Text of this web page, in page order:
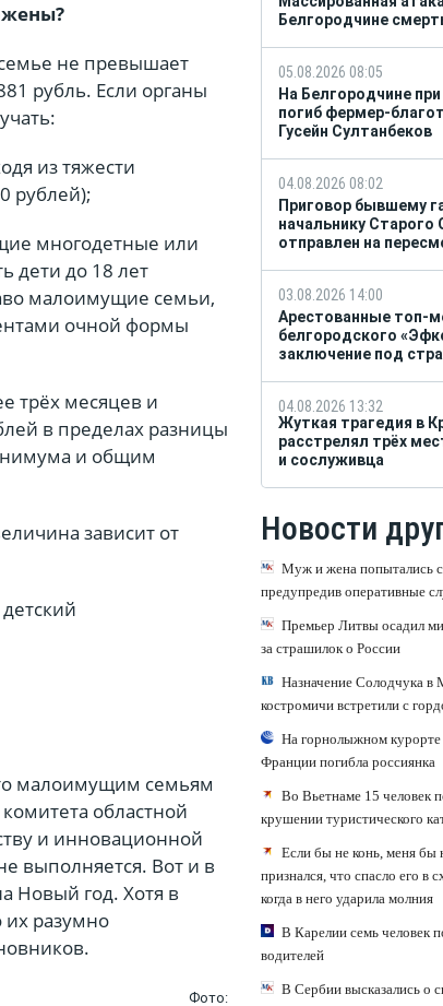
не превышает
рубль. Если органы
из тяжести
рублей);
многодетные или
дети до 18 лет
малоимущие семьи,
очной формы
трёх месяцев и
в пределах разницы
и общим
зависит от
малоимущим семьям
областной
и инновационной
выполняется. Вот и в
Новый год. Хотя в
их разумно
Фото:
Белгородчине
05.08.2026 08:05
На Белгородчине
погиб фермер-
Гусейн Султанбеков
04.08.2026 08:02
Приговор бывшему
начальнику Старого
отправлен на
03.08.2026 14:00
Арестованные топ-
белгородского
заключение под
04.08.2026 13:32
Жуткая трагедия в
расстрелял трёх
и сослуживца
Новости
Муж и жена попытались
предупредив оперативные
Премьер Литвы осадил
за страшилок о России
Назначение Солодчука
костромичи встретили с
На горнолыжном
Франции погибла россиянка
Во Вьетнаме 15 человек
крушении туристического
Если бы не конь, меня
признался, что спасло его в
когда в него ударила молния
В Карелии семь человек
водителей
В Сербии высказались о